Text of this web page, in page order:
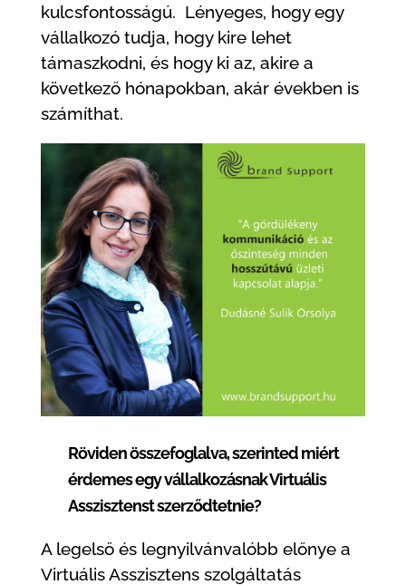
kulcsfontosságú. Lényeges, hogy egy
vállalkozó tudja, hogy kire lehet
támaszkodni, és hogy ki az, akire a
következő hónapokban, akár években is
számíthat.
Röviden összefoglalva, szerinted miért
érdemes egy vállalkozásnak Virtuális
Asszisztenst szerződtetnie?
A legelső és legnyilvánvalóbb előnye a
Virtuális Asszisztens szolgáltatás